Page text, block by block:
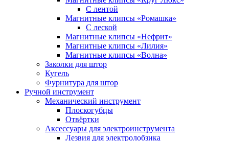
С лентой
Магнитные клипсы «Ромашка»
С леской
Магнитные клипсы «Нефрит»
Магнитные клипсы «Лилия»
Магнитные клипсы «Волна»
Заколки для штор
Кугель
Фурнитура для штор
Ручной инструмент
Механический инструмент
Плоскогубцы
Отвёртки
Аксессуары для электроинструмента
Лезвия для электролобзика